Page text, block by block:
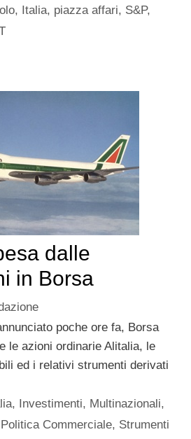
, Italia, piazza affari, S&P,
dalle
in Borsa
poche ore fa, Borsa
le azioni ordinarie Alitalia, le
ed i relativi strumenti derivati
, Investimenti, Multinazionali,
Politica Commerciale, Strumenti